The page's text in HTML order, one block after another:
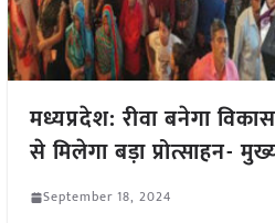
मध्यप्रदेश: रीवा बनेगा
से मिलेगा बड़ा प्रोत्साहन-
September 18, 2024